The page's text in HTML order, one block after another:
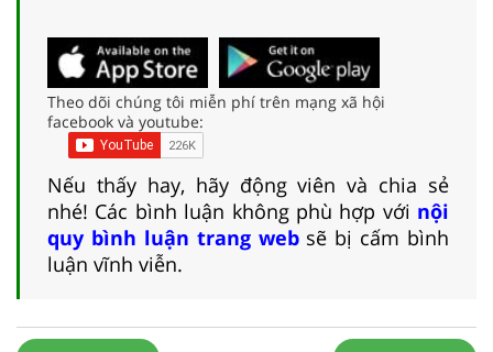
Theo dõi chúng tôi miễn phí trên mạng xã hội
facebook và youtube:
Nếu thấy hay, hãy động viên và chia sẻ
nhé! Các bình luận không phù hợp với nội
quy bình luận trang websẽ bị cấm bình
luận vĩnh viễn.